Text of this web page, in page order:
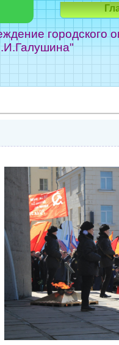
городского